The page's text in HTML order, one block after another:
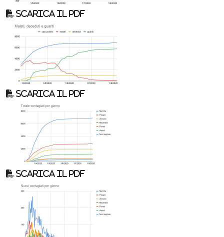
Scarica il pdf
Scarica il pdf
Scarica il pdf